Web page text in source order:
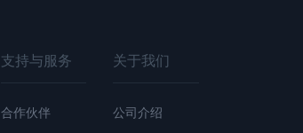
支持与服务
合作伙伴
关于我们
公司介绍